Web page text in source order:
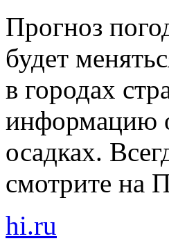
Прогноз
будет
в городах
информацию
осадках.
смотрите на
hi.ru